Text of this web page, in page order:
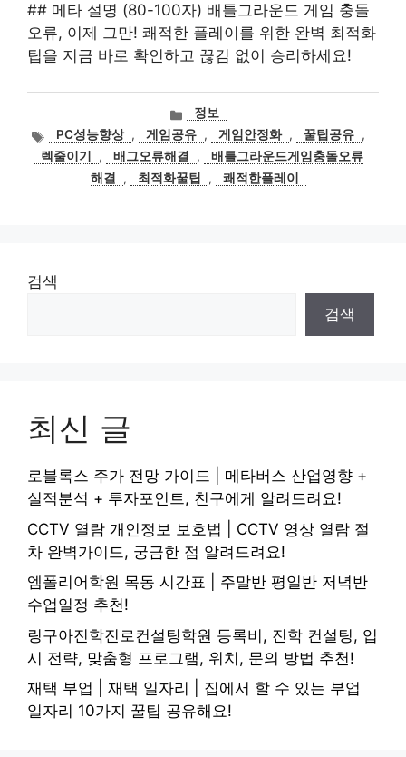
## 메타 설명 (80-100자) 배틀그라운드 게임 충돌
오류, 이제 그만! 쾌적한 플레이를 위한 완벽 최적화
팁을 지금 바로 확인하고 끊김 없이 승리하세요!
카
테
고
리
정보
태
그
PC성능향상 , 게임공유 , 게임안정화 , 꿀팁공유 ,
렉줄이기
, 배그오류해결 ,
배틀그라운드게임충돌오류
해결
, 최적화꿀팁 , 쾌적한플레이
검색
검색
최신 글
로블록스 주가 전망 가이드 | 메타버스 산업영향 +
실적분석 + 투자포인트, 친구에게 알려드려요!
CCTV 열람 개인정보 보호법 | CCTV 영상 열람 절
차 완벽가이드, 궁금한 점 알려드려요!
엠폴리어학원 목동 시간표 | 주말반 평일반 저녁반
수업일정 추천!
링구아진학진로컨설팅학원 등록비, 진학 컨설팅, 입
시 전략, 맞춤형 프로그램, 위치, 문의 방법 추천!
재택 부업 | 재택 일자리 | 집에서 할 수 있는 부업
일자리 10가지 꿀팁 공유해요!